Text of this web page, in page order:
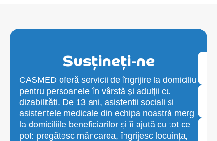
Susțineți-ne
CASMED oferă servicii de îngrijire la domiciliu
pentru persoanele în vârstă și adulții cu
dizabilități. De 13 ani, asistenții sociali și
asistentele medicale din echipa noastră merg
la domiciliile beneficiarilor și îi ajută cu tot ce
pot: pregătesc mâncarea, îngrijesc locuința,